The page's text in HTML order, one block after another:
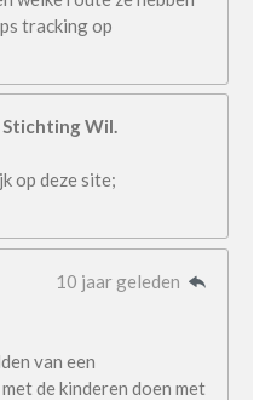
tracking op
Stichting Wil.
op deze site;
10 jaar geleden
van een
de kinderen doen met